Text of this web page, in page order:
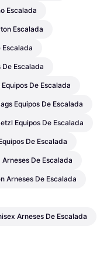
Escalada
Escalada
Escalada
De Escalada
De Escalada
Equipos De Escalada
Equipos De Escalada
De Escalada
Arneses De Escalada
Arneses De Escalada
Arneses De Escalada